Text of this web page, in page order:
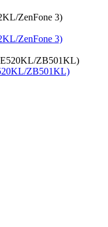
ZenFone 3)
ZB501KL)